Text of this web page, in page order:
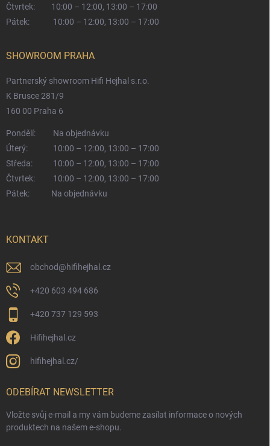
Čtvrtek:
10:00 – 12:00, 13:00 – 17:00
Pátek:
10:00 – 12:00, 13:00 – 17:00
SHOWROOM PRAHA
Partnerský showroom Hifi Hejhal s.r.o.
K Brusce 281/9
160 00 Praha 6
Pondělí:
Na objednávku
Úterý:
10:00 – 12:00, 13:00 – 17:00
Středa:
10:00 – 12:00, 13:00 – 17:00
Čtvrtek:
10:00 – 12:00, 13:00 – 17:00
Pátek:
Na objednávku
KONTAKT
obchod@hifihejhal.cz
+420 603 494 686
+420 737 129 593
Hifihejhal.cz
hifihejhal.cz/
ODEBÍRAT NEWSLETTER
Vložte svůj e-mail a my vám budeme zasílat informace o nových
produktech na našem e-shopu.